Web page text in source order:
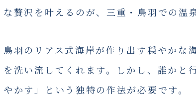
な贅沢を叶えるのが、三重・鳥羽での温
鳥羽のリアス式海岸が作り出す穏やかな
を洗い流してくれます。しかし、誰かと
やかす」という独特の作法が必要です。